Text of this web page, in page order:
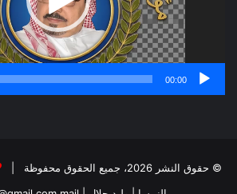
00:00
© حقوق النشر 2026، جميع الحقوق محفوظة |